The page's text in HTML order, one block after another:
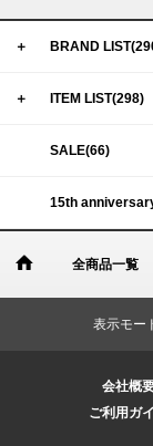
＋ BRAND
＋ ITEM LIST(298)
SALE(66)
15th
全商品一覧
表示モー
会社概
ご利用ガ